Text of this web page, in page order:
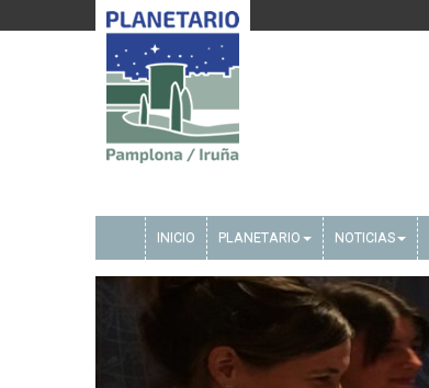
INICIO PLANETARIO NOTICIAS
Anterior